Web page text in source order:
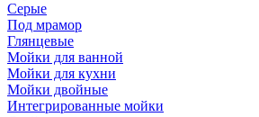
Серые
Под мрамор
Глянцевые
Мойки для ванной
Мойки для кухни
Мойки двойные
Интегрированные мойки